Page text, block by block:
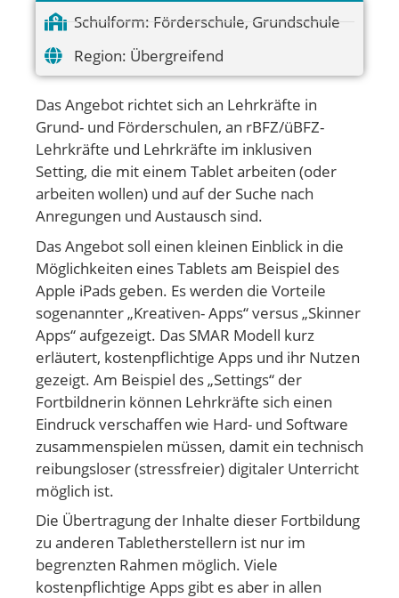
Schulform: Förderschule, Grundschule
Region: Übergreifend
Das Angebot richtet sich an Lehrkräfte in
Grund- und Förderschulen, an rBFZ/üBFZ-
Lehrkräfte und Lehrkräfte im inklusiven
Setting, die mit einem Tablet arbeiten (oder
arbeiten wollen) und auf der Suche nach
Anregungen und Austausch sind.
Das Angebot soll einen kleinen Einblick in die
Möglichkeiten eines Tablets am Beispiel des
Apple iPads geben. Es werden die Vorteile
sogenannter „Kreativen- Apps“ versus „Skinner
Apps“ aufgezeigt. Das SMAR Modell kurz
erläutert, kostenpflichtige Apps und ihr Nutzen
gezeigt. Am Beispiel des „Settings“ der
Fortbildnerin können Lehrkräfte sich einen
Eindruck verschaffen wie Hard- und Software
zusammenspielen müssen, damit ein technisch
reibungsloser (stressfreier) digitaler Unterricht
möglich ist.
Die Übertragung der Inhalte dieser Fortbildung
zu anderen Tabletherstellern ist nur im
begrenzten Rahmen möglich. Viele
kostenpflichtige Apps gibt es aber in allen